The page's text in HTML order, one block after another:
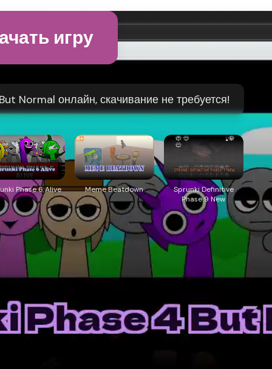
игру
Normal онлайн, скачивание не требуется!
Phase 6 Alive Meme Beatdown
Sprunki Definitive
Phase 9 New